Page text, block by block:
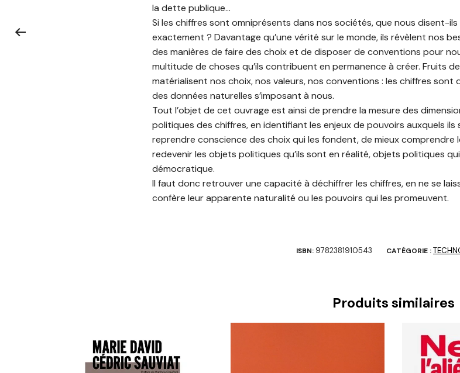
la dette publique…
Si les chiffres sont omniprésents dans nos sociétés, que nous disent-
exactement ? Davantage qu’une vérité sur le monde, ils révèlent nos
des manières de faire des choix et de disposer de conventions pour
multitude de choses qu’ils contribuent en permanence à créer. Fruits
matérialisent nos choix, nos valeurs, nos conventions : les chiffres sont
des données naturelles s’imposant à nous.
Tout l’objet de cet ouvrage est ainsi de prendre la mesure des
politiques des chiffres, en identifiant les enjeux de pouvoirs auxquels
reprendre conscience des choix qui les fondent, de mieux comprendre
redevenir les objets politiques qu’ils sont en réalité, objets politiques
démocratique.
Il faut donc retrouver une capacité à déchiffrer les chiffres, en ne se
confère leur apparente naturalité ou les pouvoirs qui les promeuvent.
ISBN: 9782381910543 CATÉGORIE :
Produits similaires